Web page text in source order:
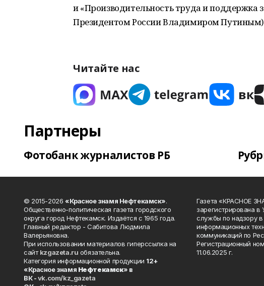
и «Производительность труда и поддержка
Президентом России Владимиром
Читайте нас
Партнеры
Фотобанк журналистов РБ
© 2015-2026 «Красное знамя Нефтекамск».
Общественно-политическая газета городского
округа город Нефтекамск. Издаётся с 1965 года.
Главный редактор - Сабитова Людмила
Валерьяновна.
При использовании материалов гиперссылка на
сайтkzgazeta.ru обязательна.
Категория информационной продукции 12+
«Красное знамя Нефтекамск» в
ВК -vk.com/kz_gazeta
Газета «КРАСНОЕ
зарегистрирована
службы по надзору
информационных
коммуникаций по
Регистрационный
11.06.2025 г.